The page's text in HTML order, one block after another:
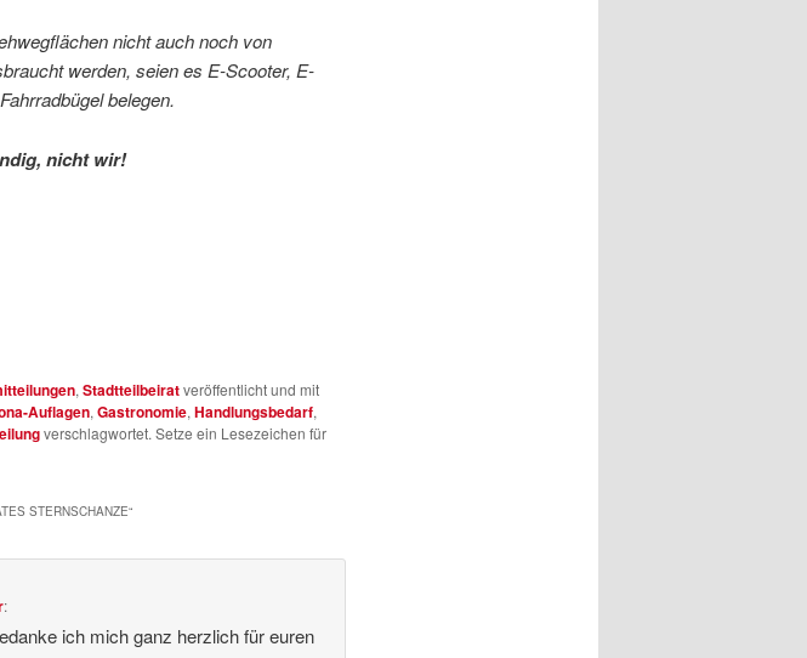
nicht auch noch von
werden, seien es E-Scooter, E-
belegen.
nicht wir!
, Stadtteilbeiratveröffentlicht und mit
Auflagen, Gastronomie, Handlungsbedarf,
verschlagwortet. Setze ein Lesezeichen für
STERNSCHANZE“
:
ich mich ganz herzlich für euren